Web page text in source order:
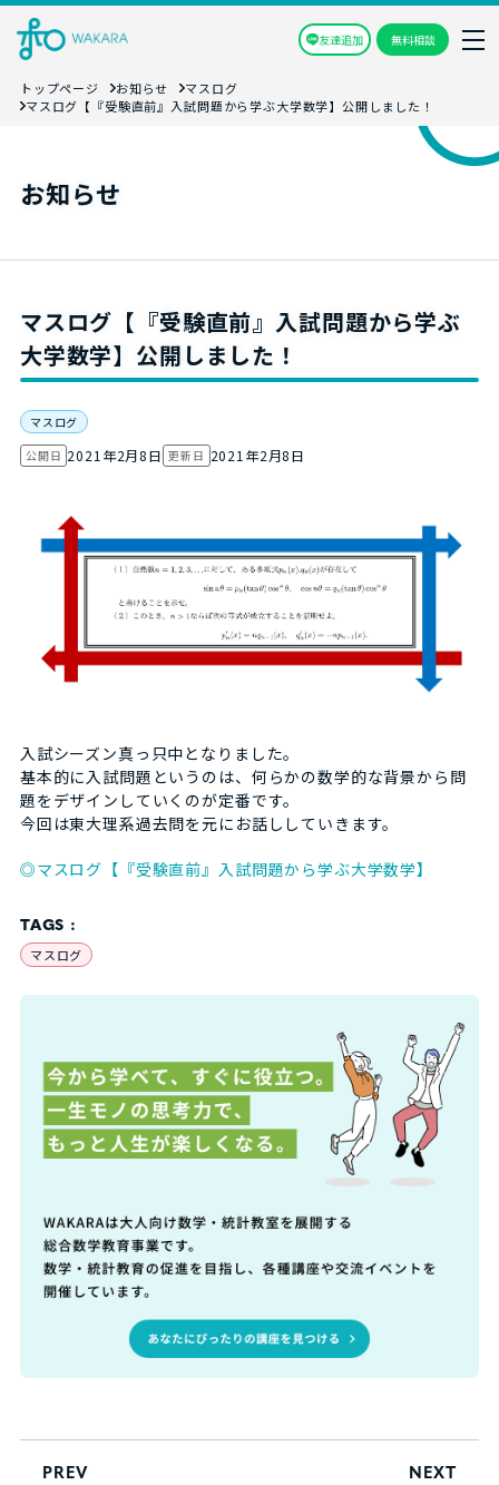
友達追加 無料相談
トップページ お知らせ
マスログ
マスログ【『受験直前』入試問題から学ぶ大学数学】公開しました！
お知らせ
マスログ【『受験直前』入試問題から学ぶ
大学数学】公開しました！
マスログ
公開日 2021年2月8日 更新日 2021年2月8日
入試シーズン真っ只中となりました。
基本的に入試問題というのは、何らかの数学的な背景から問
題をデザインしていくのが定番です。
今回は東大理系過去問を元にお話ししていきます。
◎マスログ【『受験直前』入試問題から学ぶ大学数学】
TAGS :
マスログ
PREV NEXT